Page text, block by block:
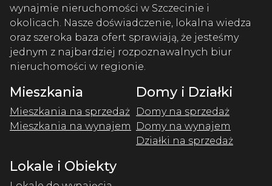
wynajmie nieruchomości w Szczecinie i
okolicach. Nasze doświadczenie, lokalna wiedza
oraz szeroka baza ofert sprawiają, że jesteśmy
jednym z najbardziej rozpoznawalnych biur
nieruchomości w regionie.
Mieszkania
Mieszkania na sprzedaż
Mieszkania na wynajem
Domy i Działki
Domy na sprzedaż
Domy na wynajem
Działki na sprzedaż
Lokale i Obiekty